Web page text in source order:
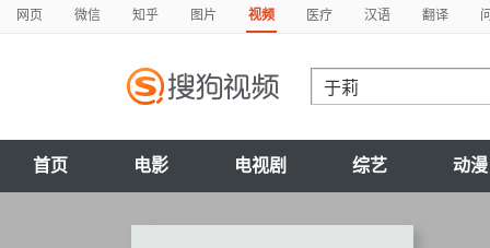
网页 微信 知乎 图片 视频 医疗 汉语 翻译
首页 电影 电视剧 综艺 动漫